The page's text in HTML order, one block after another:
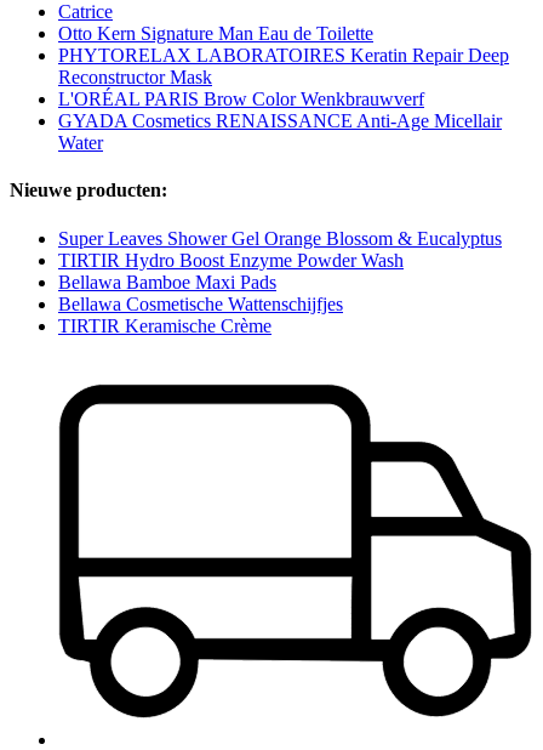
Catrice
Otto Kern Signature Man Eau de Toilette
PHYTORELAX LABORATOIRES Keratin Repair Deep
Reconstructor Mask
L'ORÉAL PARIS Brow Color Wenkbrauwverf
GYADA Cosmetics RENAISSANCE Anti-Age Micellair
Water
Nieuwe producten:
Super Leaves Shower Gel Orange Blossom & Eucalyptus
TIRTIR Hydro Boost Enzyme Powder Wash
Bellawa Bamboe Maxi Pads
Bellawa Cosmetische Wattenschijfjes
TIRTIR Keramische Crème